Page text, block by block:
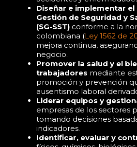
Diseñar e implementar el
Gestión de Seguridad y
(SG-SST) conforme a la
colombiana (Ley 1562 de
mejora continua,
negocio.
Promover la salud y el
trabajadores mediante
promoción y prevención
ausentismo laboral
Liderar equipos y
empresas de los sectores
tomando decisiones
indicadores.
Identificar, evaluar y